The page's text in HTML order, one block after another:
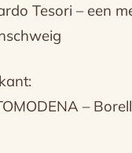
Tesori – een
–